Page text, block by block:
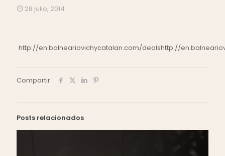
28 julio, 2014
http://en.balneariovichycatalan.com/dealshttp://
Compartir
Posts relacionados